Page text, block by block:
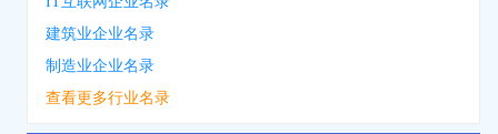
建筑业企业名录
制造业企业名录
查看更多行业名录